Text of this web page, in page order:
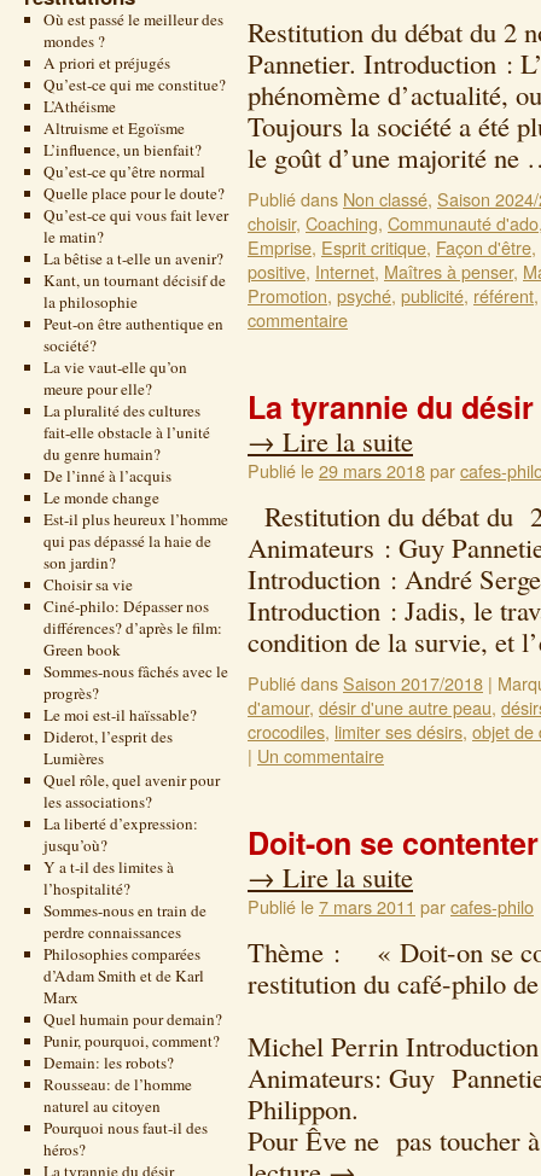
Où est passé le meilleur des
mondes ?
A priori et préjugés
Qu’est-ce qui me constitue?
L’Athéisme
Altruisme et Egoïsme
L’influence, un bienfait?
Qu’est-ce qu’être normal
Quelle place pour le doute?
Qu’est-ce qui vous fait lever
le matin?
La bêtise a t-elle un avenir?
Kant, un tournant décisif de
la philosophie
Peut-on être authentique en
société?
La vie vaut-elle qu’on
meure pour elle?
La pluralité des cultures
fait-elle obstacle à l’unité
du genre humain?
De l’inné à l’acquis
Le monde change
Est-il plus heureux l’homme
qui pas dépassé la haie de
son jardin?
Choisir sa vie
Ciné-philo: Dépasser nos
différences? d’après le film:
Green book
Sommes-nous fâchés avec le
progrès?
Le moi est-il haïssable?
Diderot, l’esprit des
Lumières
Quel rôle, quel avenir pour
les associations?
La liberté d’expression:
jusqu’où?
Y a t-il des limites à
l’hospitalité?
Sommes-nous en train de
perdre connaissances
Philosophies comparées
d’Adam Smith et de Karl
Marx
Quel humain pour demain?
Punir, pourquoi, comment?
Demain: les robots?
Rousseau: de l’homme
naturel au citoyen
Pourquoi nous faut-il des
héros?
La tyrannie du désir
Restitution du débat du 2
Pannetier. Introduction :
phénomème d’actualité,
Toujours la société a été
le goût d’une majorité
Publié dans Non classé, Saison
choisir, Coaching, Communauté d'ado
Emprise, Esprit critique, Façon d'être,
positive, Internet, Maîtres à penser,
Promotion, psyché, publicité, référent
commentaire
La tyrannie du désir
→ Lire la suite
Publié le29 mars 2018parcafes-
Restitution du débat du
Animateurs : Guy
Introduction : André
Introduction : Jadis, le
condition de la survie, et
Publié dansSaison 2017/2018 |
d'amour, désir d'une autre peau,
crocodiles, limiter ses désirs, objet de
| Un commentaire
Doit-on se
→ Lire la suite
Publié le7 mars 2011 parcafes-philo
Thème : « Doit-on se
restitution du café-philo
Michel Perrin
Animateurs: Guy
Pour Êve ne pas